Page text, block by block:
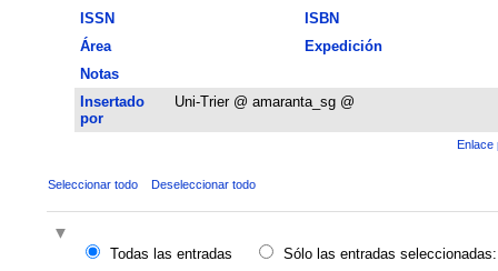
ISSN
ISBN
Área
Expedición
Notas
Insertado
por
Uni-Trier @ amaranta_sg @
Enlace
Seleccionar todo Deseleccionar todo
Todas las entradas
Sólo las entradas seleccionadas: